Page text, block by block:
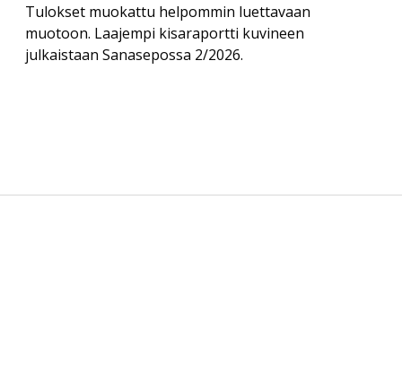
Tulokset muokattu helpommin luettavaan
muotoon. Laajempi kisaraportti kuvineen
julkaistaan Sanasepossa 2/2026.